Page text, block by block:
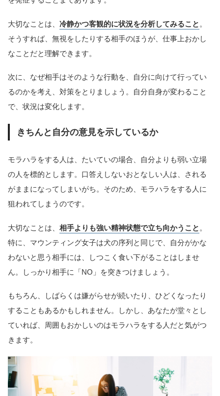
大切なことは、 冷静かつ客観的に状況を分析してみること 。
そうすれば、無視をしたりする相手のほうが、仕事上おかし
なことだと理解できます。
次に、なぜ相手はそのような行動を、自分に向けて行ってい
るのかを考え、対策をとりましょう。自分自身が変わること
で、状況は変化します。
きちんと自分の意見を示しているか
モラハラをする人は、たいていの場合、自分よりも弱い立場
の人を標的とします。口答えしないおとなしい人は、される
がままになってしまいがち。そのため、モラハラをする人に
狙われてしまうのです。
大切なことは、 相手よりも強い精神状態で立ち向かうこと 。
特に、マウンティング女子は犬の序列と同じで、自分がかな
わないと思う相手には、しつこく食い下がることはしませ
ん。しっかり相手に「NO」を突きつけましょう。
もちろん、しばらくは嫌がらせが続いたり、ひどくなったり
することもあるかもしれません。しかし、あなたが堂々とし
ていれば、周囲もおかしいのはモラハラをする人だと気がつ
きます。